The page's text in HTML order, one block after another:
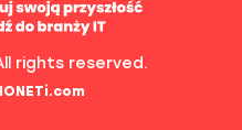
rights reserved.